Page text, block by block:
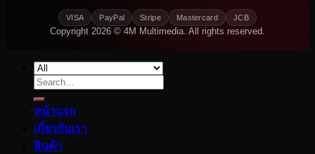
VISA PayPal Stripe Mastercard JCB
Copyright 2026 © 4M Multimedia. All rights reserved.
Search
for:
หน้าแรก
เกี่ยวกับเรา
สินค้า